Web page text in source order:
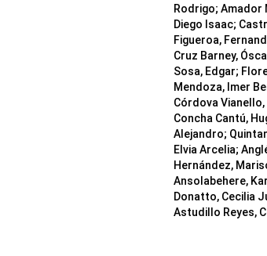
Rodrigo; Amador
Diego Isaac;
Figueroa,
Cruz Barney,
Sosa, Edgar;
Mendoza, Imer
Córdova
Concha Cantú,
Alejandro;
Elvia Arcelia;
Hernández,
Ansolabehere,
Donatto, Cecilia
Astudillo Reyes,